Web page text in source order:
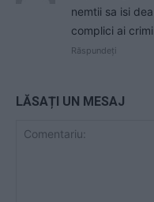
nemtii sa isi
complici ai
Răspundeți
LĂSAȚI UN MESAJ